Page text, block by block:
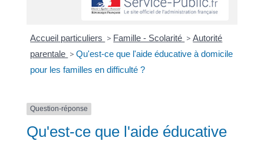
Accueil particuliers > Famille - Scolarité > Autorité
parentale > Qu'est-ce que l'aide éducative à domicile
pour les familles en difficulté ?
Question-réponse
Qu'est-ce que l'aide éducative